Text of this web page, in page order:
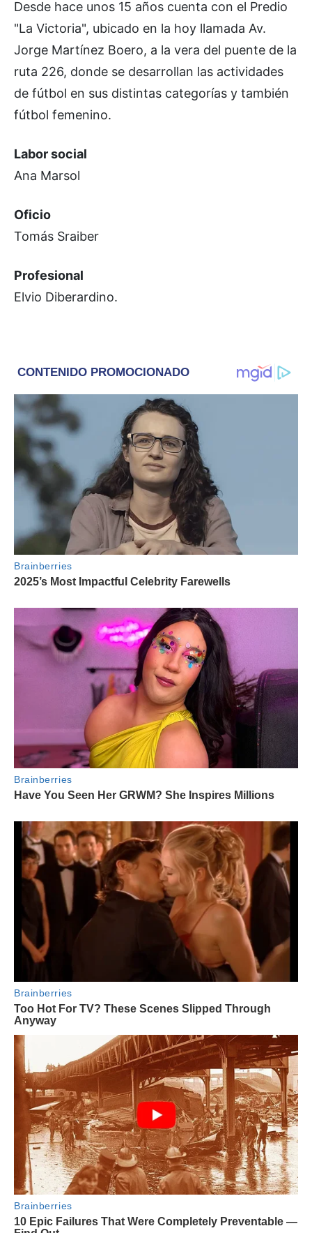
Desde hace unos 15 años cuenta con el Predio
"La Victoria", ubicado en la hoy llamada Av.
Jorge Martínez Boero, a la vera del puente de la
ruta 226, donde se desarrollan las actividades
de fútbol en sus distintas categorías y también
fútbol femenino.
Labor social
Ana Marsol
Oficio
Tomás Sraiber
Profesional
Elvio Diberardino.